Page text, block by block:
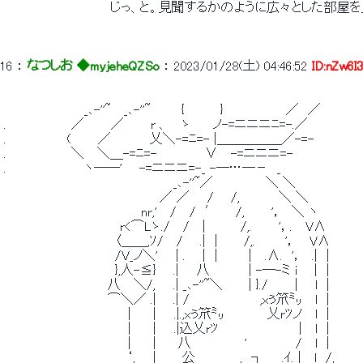
じっ、と。見聞するかのように広々とした部屋を見渡
16 ： なつしお ◆myjeheQZSo ： 2023/01/28(土) 04:46:52
_､-''~　 _､-''~　　　 {　　　　}　　　　　　　／　／
.　 　 　 　 　 ／　　　／　　　r 、　 ゝ　　 ノ-=ニニニﾆ=-.／
.　　 　 　 　 (　　　／　 　 　 乂＼-=ﾆ=- |＿＿＿＿＿／-=-
.　 　 　 　 　 ＼　 ＼＿-=ﾆ=-　　 　 　 ∨　 -=ニニニ=-
.　 　 　 　 　 　 ヽ──' 　 -=ニニニ=-_ -─…─－　_
_､-''~／　　　　 　 ＼ ＼
／ ／　　/ 　 /,　 　 　 ＼ ＼
nr,'　 /　 /　′　　/,　　　'，　＼ ヽ
r<⌒Lゝ./　 /　 |　　 　 /,.　　　'，.　 V∧
〈＿＿,ｿ/　 / 　 .|　|　 　 /,. 　 　 '，　 V∧
/V_ノ＼'　　| . 　 |　|　 　　|　 .∧.　'，　.|　|
},人-≦} 　 .|　　八　 　 　 | -─-ミ i 　 |　|
八　 ＼/,　　.| _､-''~＼　 　 | }./　　　| 　 l　|
⌒＼／ .| 　 .| /　　　　　 　 　,xぅ笊㍉ 　l　|
| 　　|　　.|.,xぅ笊㍉ 　 　 　 乂rﾂノ　 l　|
|　　 |　　.|込乂rﾂ　　　　　　　　　|　 l　|
|　　 |　　 八　　　　　　'　　　　　 /　 l　|
‘,　　|　 　 公　　　　　,　┐　　.ｲ. |　 l　/,